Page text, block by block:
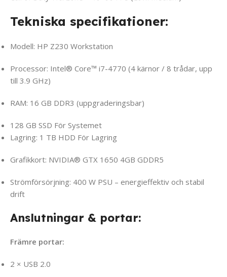
Tekniska specifikationer:
Modell: HP Z230 Workstation
Processor: Intel® Core™ i7-4770 (4 kärnor / 8 trådar, upp
till 3.9 GHz)
RAM: 16 GB DDR3 (uppgraderingsbar)
128 GB SSD För Systemet
Lagring: 1 TB HDD För Lagring
Grafikkort: NVIDIA® GTX 1650 4GB GDDR5
Strömförsörjning: 400 W PSU – energieffektiv och stabil
drift
Anslutningar & portar:
Främre portar:
2 × USB 2.0